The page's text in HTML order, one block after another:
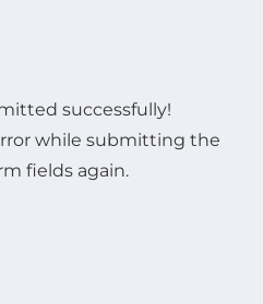
successfully!
while submitting the
fields again.